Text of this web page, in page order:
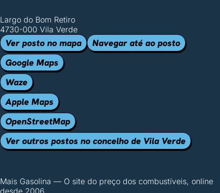
Largo do Bom Retiro
4730-000 Vila Verde
Ver posto no mapa
Navegar até ao posto
Google Maps
Waze
Apple Maps
OpenStreetMap
Ver outros postos no concelho de Vila Verde
Mais Gasolina — O site do preço dos combustíveis, online
desde 2006